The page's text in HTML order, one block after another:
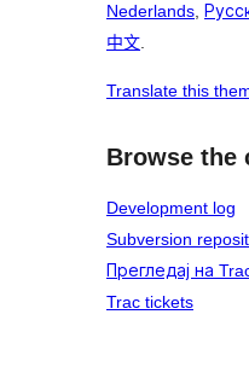
Nederlands,
中文.
Translate this
Browse the
Development log
Subversion
Прегледај на
Trac tickets